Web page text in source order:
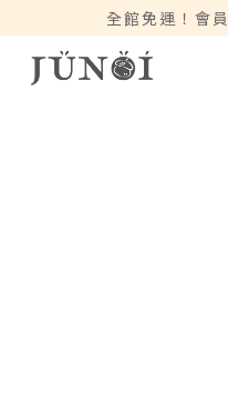
全館免運！會